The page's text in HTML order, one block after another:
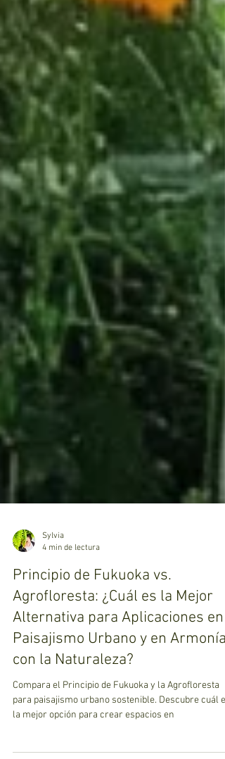
Sylvia
4 min de lectura
Principio de Fukuoka vs.
Agrofloresta: ¿Cuál es la Mejor
Paisajismo Urbano y en Armonía
con la Naturaleza?
para paisajismo urbano sostenible. Descubre cuál es